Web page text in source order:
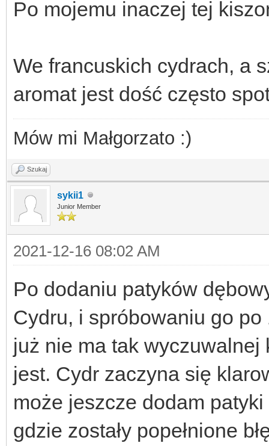
Po mojemu inaczej tej
We francuskich cydrach, a
aromat jest dość często
Mów mi Małgorzato :)
Szukaj
sykii1
Junior Member
2021-12-16 08:02 AM
Po dodaniu patyków
Cydru, i spróbowaniu go
już nie ma tak
jest. Cydr zaczyna się
może jeszcze dodam
gdzie zostały popełnione